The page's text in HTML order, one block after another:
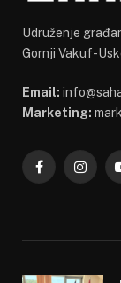
Udruženje
Gornji Vakuf-
Email:
Marketing:
Facebook